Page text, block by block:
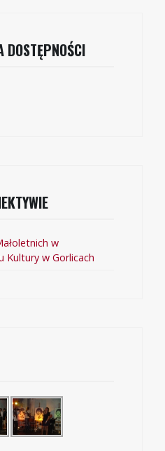
DOSTĘPNOŚCI
w
Kultury w Gorlicach